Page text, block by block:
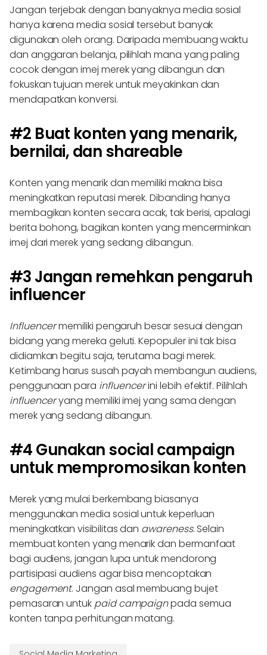
Jangan terjebak dengan banyaknya media sosial
hanya karena media sosial tersebut banyak
digunakan oleh orang. Daripada membuang waktu
dan anggaran belanja, pilihlah mana yang paling
cocok dengan imej merek yang dibangun dan
fokuskan tujuan merek untuk meyakinkan dan
mendapatkan konversi.
#2 Buat konten yang menarik,
bernilai, dan shareable
Konten yang menarik dan memiliki makna bisa
meningkatkan reputasi merek. Dibanding hanya
membagikan konten secara acak, tak berisi, apalagi
berita bohong, bagikan konten yang mencerminkan
imej dari merek yang sedang dibangun.
#3 Jangan remehkan pengaruh
influencer
Influencermemiliki pengaruh besar sesuai dengan
bidang yang mereka geluti. Kepopuler ini tak bisa
didiamkan begitu saja, terutama bagi merek.
Ketimbang harus susah payah membangun audiens,
penggunaan para influencerini lebih efektif. Pilihlah
influenceryang memiliki imej yang sama dengan
merek yang sedang dibangun.
#4 Gunakan social campaign
untuk mempromosikan konten
Merek yang mulai berkembang biasanya
menggunakan media sosial untuk keperluan
meningkatkan visibilitas dan awareness. Selain
membuat konten yang menarik dan bermanfaat
bagi audiens, jangan lupa untuk mendorong
partisipasi audiens agar bisa mencoptakan
engagement. Jangan asal membuang bujet
pemasaran untuk paid campaignpada semua
konten tanpa perhitungan matang.